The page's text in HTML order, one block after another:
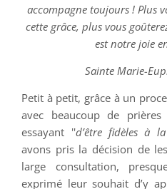
accompagne toujours ! Plus
cette grâce, plus vous
est notre joie
Sainte Marie-
Petit à petit, grâce à un
avec beaucoup de
essayant ''d’être fidèles à
avons pris la décision de
large consultation,
exprimé leur souhait d’y